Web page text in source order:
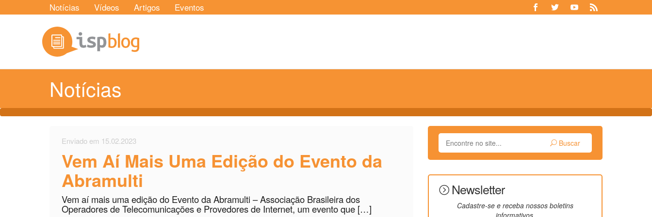
Notícias Vídeos Artigos Eventos
Notícias
Enviado em 15.02.2023
Vem Aí Mais Uma Edição do Evento da
Abramulti
Vem aí mais uma edição do Evento da Abramulti – Associação Brasileira dos
Operadores de Telecomunicações e Provedores de Internet, um evento que […]
Buscar
Newsletter
Cadastre-se e receba nossos boletins